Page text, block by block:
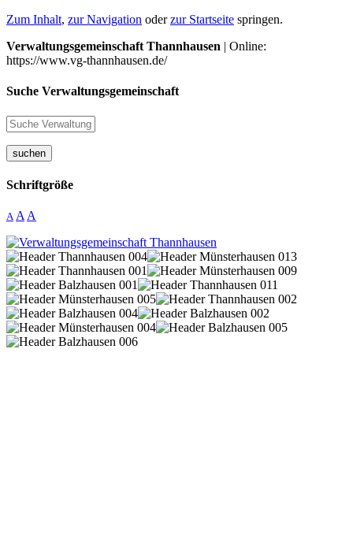
Zum Inhalt, zur Navigation oderzur Startseite springen.
Verwaltungsgemeinschaft Thannhausen | Online:
https://www.vg-thannhausen.de/
Suche Verwaltungsgemeinschaft
suchen
Schriftgröße
A A A